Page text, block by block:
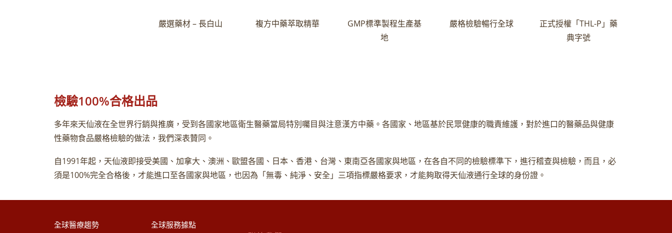
嚴選藥材 – 長白山 複方中藥萃取精華
GMP標準製程生產基
地
嚴格檢驗暢行全球
正式授權「THL-P」藥
典字號
檢驗100%合格出品
多年來天仙液在全世界行銷與推廣，受到各國家地區衛生醫藥當局特別囑目與注意漢方中藥。各國家、地區基於民眾健康的職責維護，對於進口的醫藥品與健康
性藥物食品嚴格檢驗的做法，我們深表贊同。
自1991年起，天仙液即接受美國、加拿大、澳洲、歐盟各國、日本、香港、台灣、東南亞各國家與地區，在各自不同的檢驗標準下，進行稽查與檢驗，而且，必
須是100%完全合格後，才能進口至各國家與地區，也因為「無毒、純淨、安全」三項指標嚴格要求，才能夠取得天仙液通行全球的身份證。
全球醫療趨勢
全球服務據點